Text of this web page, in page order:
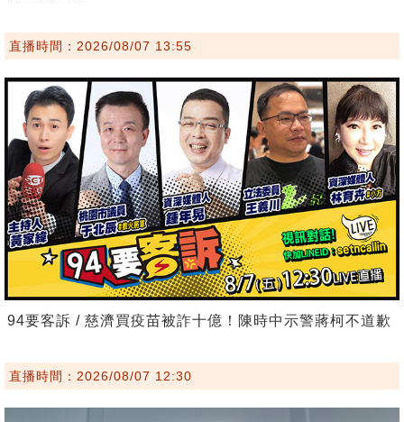
直播時間：2026/08/07 13:55
94要客訴 / 慈濟買疫苗被詐十億！陳時中示警蔣柯不道歉
直播時間：2026/08/07 12:30